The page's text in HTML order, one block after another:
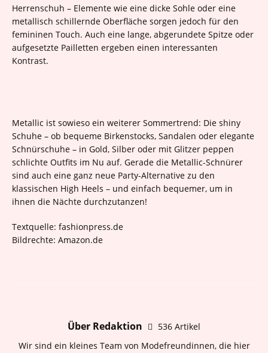
Herrenschuh – Elemente wie eine dicke Sohle oder eine
metallisch schillernde Oberfläche sorgen jedoch für den
femininen Touch. Auch eine lange, abgerundete Spitze oder
aufgesetzte Pailletten ergeben einen interessanten
Kontrast.
Metallic ist sowieso ein weiterer Sommertrend: Die shiny
Schuhe – ob bequeme Birkenstocks, Sandalen oder elegante
Schnürschuhe – in Gold, Silber oder mit Glitzer peppen
schlichte Outfits im Nu auf. Gerade die Metallic-Schnürer
sind auch eine ganz neue Party-Alternative zu den
klassischen High Heels – und einfach bequemer, um in
ihnen die Nächte durchzutanzen!
Textquelle: fashionpress.de
Bildrechte: Amazon.de
Über Redaktion
536 Artikel
Wir sind ein kleines Team von Modefreundinnen, die hier